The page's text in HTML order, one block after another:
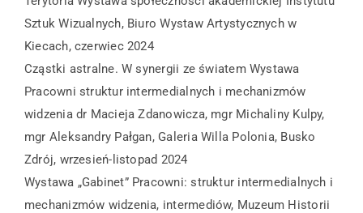
Sztuk Wizualnych, Biuro Wystaw Artystycznych w
Kiecach, czerwiec 2024
Cząstki astralne. W synergii ze światem Wystawa
Pracowni struktur intermedialnych i mechanizmów
widzenia dr Macieja Zdanowicza, mgr Michaliny Kulpy,
mgr Aleksandry Pałgan, Galeria Willa Polonia, Busko
Zdrój, wrzesień-listopad 2024
Wystawa „Gabinet” Pracowni: struktur intermedialnych i
mechanizmów widzenia, intermediów, Muzeum Historii